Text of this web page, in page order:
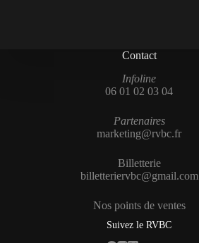
Contact
Infoline
06 01 02 03 04
Partenaires
marketing@rvbc.fr
Billetterie
billetteriervbc@gmail.com
Nos points de ventes
Suivez le RVBC